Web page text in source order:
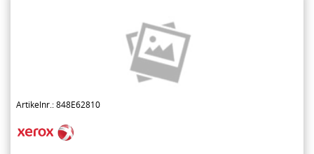
Artikelnr.: 848E62810